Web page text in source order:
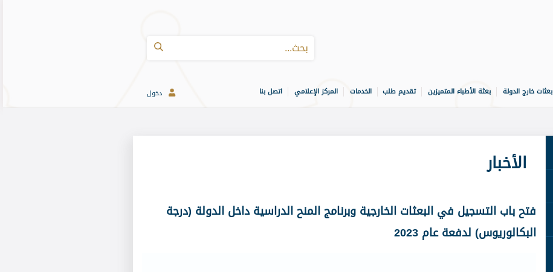
بعثات خارج الدولة بعثة الأطباء المتميزين تقديم طلب الخدمات المركز الإعلامي اتصل بنا دخول
الأخبار
فتح باب التسجيل في البعثات الخارجية وبرنامج المنح الدراسية داخل الدولة (درجة
البكالوريوس) لدفعة عام 2023